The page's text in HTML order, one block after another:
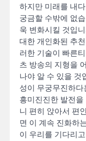
하지만 미래를 내
궁금할 수밖에 없
욱 변화시킬 것입
대한 개인화된 추
러한 기술이 빠른
츠 방송의 지형을
나야 알 수 있을 것
성이 무궁무진하
흥미진진한 발전
니 편히 앉아서 편
면 이 계속 진화하
이 우리를 기다리